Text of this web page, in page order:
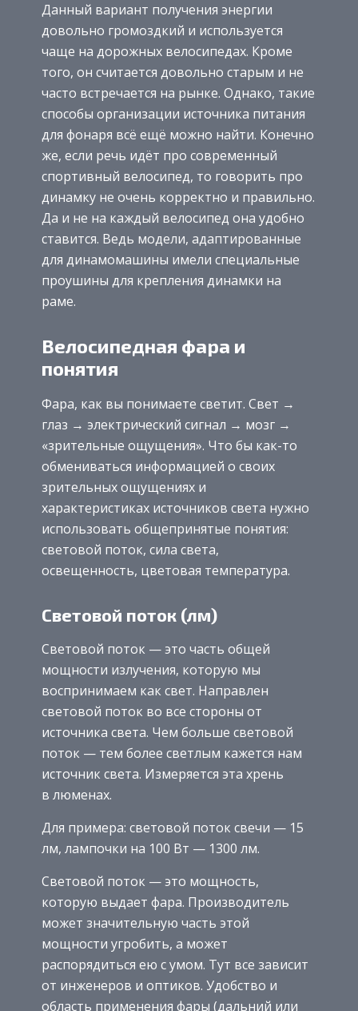
Данный вариант получения энергии
довольно громоздкий и используется
чаще на дорожных велосипедах. Кроме
того, он считается довольно старым и не
часто встречается на рынке. Однако, такие
способы организации источника питания
для фонаря всё ещё можно найти. Конечно
же, если речь идёт про современный
спортивный велосипед, то говорить про
динамку не очень корректно и правильно.
Да и не на каждый велосипед она удобно
ставится. Ведь модели, адаптированные
для динамомашины имели специальные
проушины для крепления динамки на
раме.
Велосипедная фара и
понятия
Фара, как вы понимаете светит. Свет →
глаз → электрический сигнал → мозг →
«зрительные ощущения». Что бы как-то
обмениваться информацией о своих
зрительных ощущениях и
характеристиках источников света нужно
использовать общепринятые понятия:
световой поток, сила света,
освещенность, цветовая температура.
Световой поток (лм)
Световой поток — это часть общей
мощности излучения, которую мы
воспринимаем как свет. Направлен
световой поток во все стороны от
источника света. Чем больше световой
поток — тем более светлым кажется нам
источник света. Измеряется эта хрень
в люменах.
Для примера: световой поток свечи — 15
лм, лампочки на 100 Вт — 1300 лм.
Световой поток — это мощность,
которую выдает фара. Производитель
может значительную часть этой
мощности угробить, а может
распорядиться ею с умом. Тут все зависит
от инженеров и оптиков. Удобство и
область применения фары (дальний или